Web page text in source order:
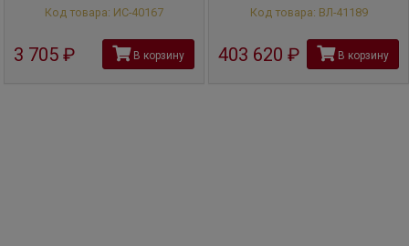
Код товара: ИС-40167
3 705 руб В корзину
Код товара: ВЛ-41189
403 620 рубВ корзину